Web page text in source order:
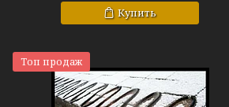
Купить
Топ продаж